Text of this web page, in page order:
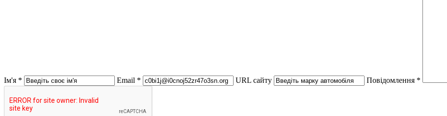
Ім'я * Email * URL сайту Повідомлення *